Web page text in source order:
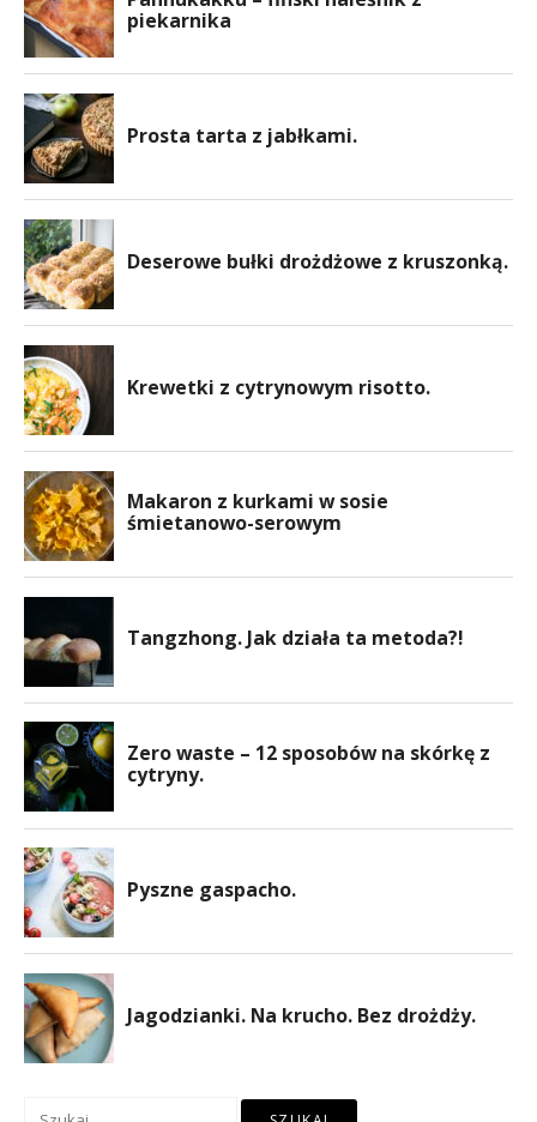
Szukaj: